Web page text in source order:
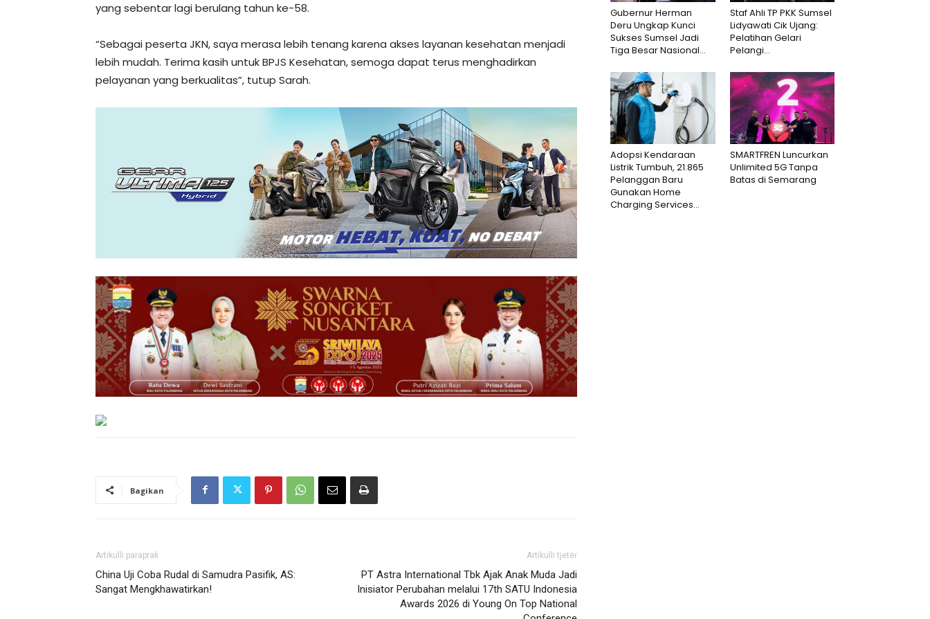
yang sebentar lagi berulang tahun ke-58.
“Sebagai peserta JKN, saya merasa lebih tenang karena akses layanan kesehatan menjadi
lebih mudah. Terima kasih untuk BPJS Kesehatan, semoga dapat terus menghadirkan
pelayanan yang berkualitas”, tutup Sarah.
Bagikan
Artikulli paraprak
China Uji Coba Rudal di Samudra Pasifik, AS:
Sangat Mengkhawatirkan!
Artikulli tjetër
PT Astra International Tbk Ajak Anak Muda Jadi
Inisiator Perubahan melalui 17th SATU Indonesia
Awards 2026 di Young On Top National
Gubernur Herman
Deru Ungkap Kunci
Sukses Sumsel Jadi
Tiga Besar Nasional...
Staf Ahli TP PKK Sumsel
Lidyawati Cik Ujang:
Pelatihan Gelari
Pelangi...
Adopsi Kendaraan
Listrik Tumbuh, 21.865
Pelanggan Baru
Gunakan Home
Charging Services...
SMARTFREN Luncurkan
Unlimited 5G Tanpa
Batas di Semarang